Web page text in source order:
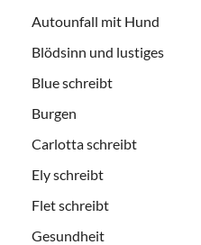
Autounfall mit Hund
Blödsinn und lustiges
Blue schreibt
Burgen
Carlotta schreibt
Ely schreibt
Flet schreibt
Gesundheit